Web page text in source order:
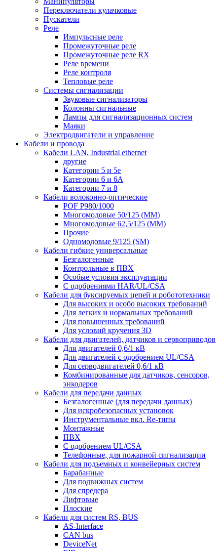
Переключатели кулачковые
Пускатели
Реле
Импульсные реле
Промежуточные реле
Промежуточные реле RX
Реле времени
Реле контроля
Тепловые реле
Системы сигнализации
Звуковые сигнализаторы
Колонны сигнальные
Лампы для сигнализационных систем
Маяки
Электродвигатели и управление
Кабели и провода
Кабели LAN, Industrial ethernet
другие
Категории 5 и 5е
Категории 6 и 6A
Категории 7 и 8
Кабели волоконно-оптические
POF P980/1000
Многомодовые 50/125 (ММ)
Многомодовые 62,5/125 (ММ)
Прочие
Одномодовые 9/125 (SM)
Кабели гибкие универсальные
Безгалогенные
Контрольные в ПВХ
Особые условия эксплуатации
С одобрениями HAR/UL/CSA
Кабели для буксируемых цепей и робототехники
Для высоких и особо высоких требований
Для легких и нормальных требований
Для повышенных требований
Для условий кручения 3D
Кабели для двигателей, датчиков и сервоприводов
Для двигателей 0,6/1 кВ
Для двигателей с одобрением UL/CSA
Для серводвигателей 0,6/1 кВ
Комбинированные для датчиков, cенсоров,
энкодеров
Кабели для передачи данных
Безгалогенные (для передачи данных)
Для искробезопасных установок
Инструментальные вкл. Re-типы
Монтажные
ПВХ
С одобрением UL/CSA
Телефонные, для пожарной сигнализации
Кабели для подъемных и конвейерных систем
Барабанные
Для подвижных систем
Для спредера
Лифтовые
Плоские
Кабели для систем RS, BUS
AS-Interface
CAN bus
DeviceNet